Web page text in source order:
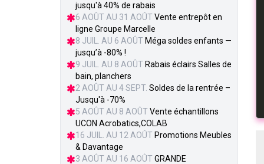
jusqu'à 40% de rabais
6 AOÛT AU 31 AOÛT Vente entrepôt en
ligne Groupe Marcelle
8 JUIL. AU 6 AOÛT Méga soldes enfants —
jusqu’à -80% !
9 JUIL. AU 8 AOÛT Rabais éclairs Salles de
bain, planchers
2 AOÛT AU 4 SEPT. Soldes de la rentrée –
Jusqu'à -70%
5 AOÛT AU 8 AOÛT Vente échantillons
UCON Acrobatics,COLAB
16 JUIL. AU 12 AOÛT Promotions Meubles
& Davantage
3 AOÛT AU 16 AOÛT GRANDE